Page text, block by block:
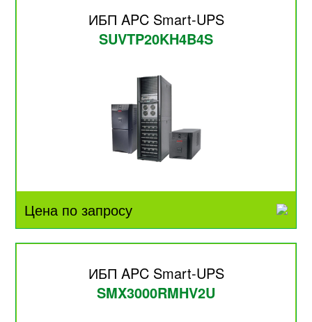
ИБП APC Smart-UPS
SUVTP20KH4B4S
Цена по запросу
ИБП APC Smart-UPS
SMX3000RMHV2U